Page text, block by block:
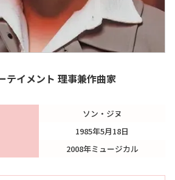
テイメント 理事兼作曲家
ソン・ジヌ
1985年5月18日
2008年ミュージカル